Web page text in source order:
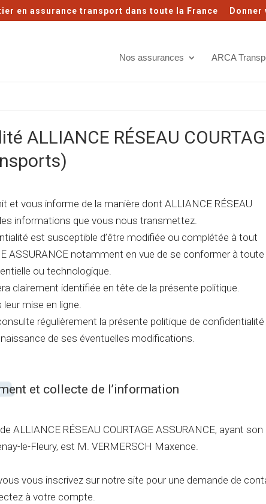
en assurance transport dans toute la France Donner
Nos assurances ARCA
ALLIANCE RÉSEAU
et vous informe de la manière dont ALLIANCE RÉSEAU
informations que vous nous transmettez.
est susceptible d’être modifiée ou complétée à tout
ASSURANCE notamment en vue de se conformer à toute
ou technologique.
clairement identifiée en tête de la présente politique.
mise en ligne.
régulièrement la présente politique de
de ses éventuelles modifications.
et collecte de l’information
ALLIANCE RÉSEAU COURTAGE ASSURANCE, ayant son
le-Fleury, est M. VERMERSCH Maxence.
vous inscrivez sur notre site pour une demande de
à votre compte.